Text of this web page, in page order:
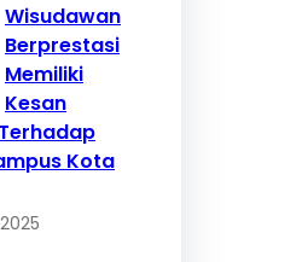
Wisudawan
Berprestasi
Memiliki
Kesan
Kota